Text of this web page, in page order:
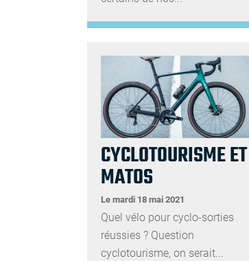
CYCLOTOURISME ET
MATOS
Le mardi 18 mai 2021
Quel vélo pour cyclo-sorties
réussies ? Question
cyclotourisme, on serait...